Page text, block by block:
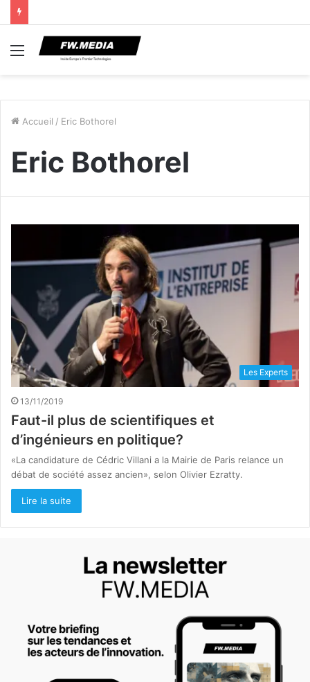
Menu
Accueil / Eric Bothorel
Eric Bothorel
Les Experts
13/11/2019
Faut-il plus de scientifiques et
d’ingénieurs en politique?
«La candidature de Cédric Villani a la Mairie de Paris relance un
débat de société assez ancien», selon Olivier Ezratty.
Lire la suite